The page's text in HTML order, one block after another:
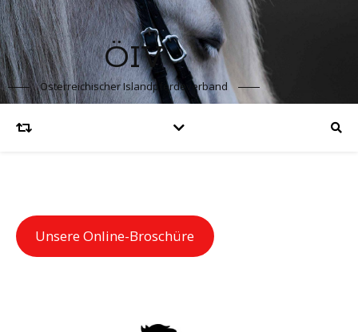
ÖIV
Österreichischer Islandpferdeverband
Unsere Online-Broschüre